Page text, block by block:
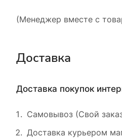
(Менеджер вместе с
Доставка
Доставка покупок
Самовывоз (Свой
Доставка курьером